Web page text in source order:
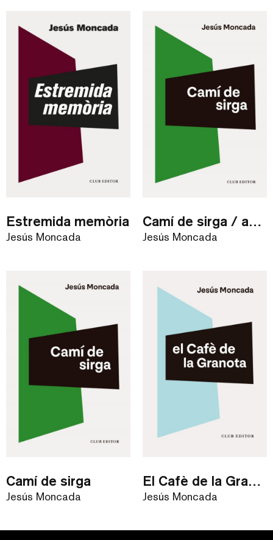
Estremida memòria
Jesús Moncada
Camí de sirga / audiollibre
Jesús Moncada
Camí de sirga
Jesús Moncada
El Cafè de la Granota
Jesús Moncada